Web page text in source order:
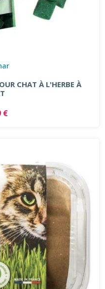
CHAT À L'HERBE À
€